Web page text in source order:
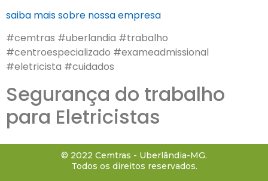
saiba mais sobre nossa empresa
#cemtras #uberlandia #trabalho
#centroespecializado #exameadmissional
#eletricista #cuidados
Segurança do trabalho
para Eletricistas
© 2022 Cemtras - Uberlândia-MG.
Todos os direitos reservados.